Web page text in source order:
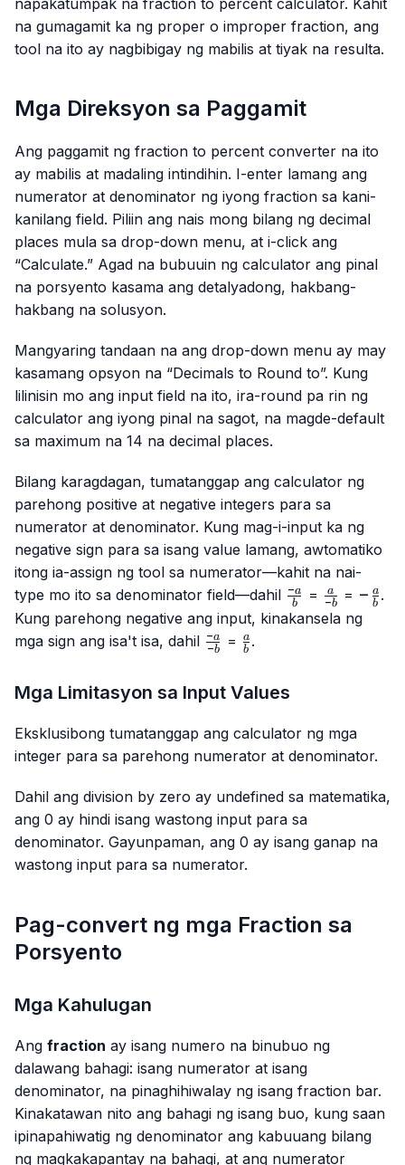
na gumagamit ka ng proper o improper fraction, ang
tool na ito ay nagbibigay ng mabilis at tiyak na resulta.
Mga Direksyon sa Paggamit
Ang paggamit ng fraction to percent converter na ito
ay mabilis at madaling intindihin. I-enter lamang ang
numerator at denominator ng iyong fraction sa kani-
kanilang field. Piliin ang nais mong bilang ng decimal
places mula sa drop-down menu, at i-click ang
“Calculate.” Agad na bubuuin ng calculator ang pinal
na porsyento kasama ang detalyadong, hakbang-
hakbang na solusyon.
Mangyaring tandaan na ang drop-down menu ay may
kasamang opsyon na “Decimals to Round to”. Kung
lilinisin mo ang input field na ito, ira-round pa rin ng
calculator ang iyong pinal na sagot, na magde-default
sa maximum na 14 na decimal places.
Bilang karagdagan, tumatanggap ang calculator ng
parehong positive at negative integers para sa
numerator at denominator. Kung mag-i-input ka ng
negative sign para sa isang value lamang, awtomatiko
itong ia-assign ng tool sa numerator—kahit na nai-
type mo ito sa denominator field—dahil \frac{-
a}{b}
b
−a = \frac{a}
{-b}
−b
a = -
− b
a .
Kung parehong negative ang input, kinakansela ng
mga sign ang isa't isa, dahil \frac{-
a}{-b}
−b
−a = \frac{a}
{b}
b
a .
Mga Limitasyon sa Input Values
Eksklusibong tumatanggap ang calculator ng mga
integer para sa parehong numerator at denominator.
Dahil ang division by zero ay undefined sa matematika,
ang 0 ay hindi isang wastong input para sa
denominator. Gayunpaman, ang 0 ay isang ganap na
wastong input para sa numerator.
Pag-convert ng mga Fraction sa
Porsyento
Mga Kahulugan
Ang fraction ay isang numero na binubuo ng
dalawang bahagi: isang numerator at isang
denominator, na pinaghihiwalay ng isang fraction bar.
Kinakatawan nito ang bahagi ng isang buo, kung saan
ipinapahiwatig ng denominator ang kabuuang bilang
ng magkakapantay na bahagi, at ang numerator